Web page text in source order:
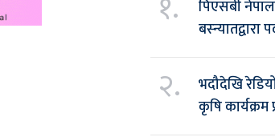
पिएसबी
बस्न्यातद्वारा
२.
भदौदेखि
कृषि कार्यक्रम